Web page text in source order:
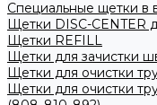
Специальные щетки в
Щетки DISC-CENTER
Щетки REFILL
Щетки для зачистки
Щетки для очистки
Щетки для очистки